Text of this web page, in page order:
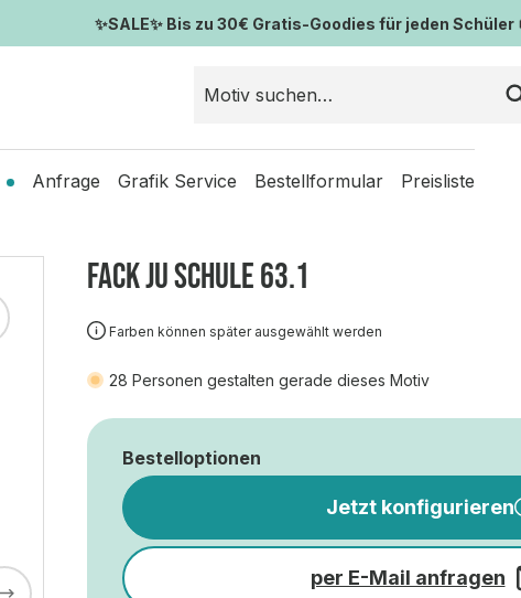
✨SALE✨ Bis zu 30€ Gratis-Goodies für jeden
Anfrage Grafik Service Bestellformular Preisliste
FACK JU SCHULE 63.1
Farben können später ausgewählt werden
28 Personen gestalten gerade dieses Motiv
Bestelloptionen
Jetzt konfigurieren
per E-Mail anfragen